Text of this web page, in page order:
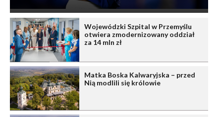
Wojewódzki Szpital w Przemyślu
otwiera zmodernizowany oddział
za 14 mln zł
Matka Boska Kalwaryjska – przed
Nią modlili się królowie